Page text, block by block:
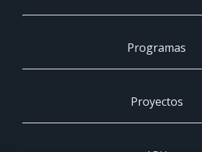
Programas
Proyectos